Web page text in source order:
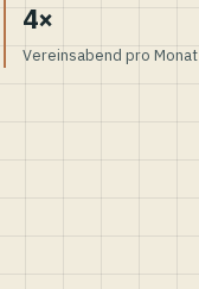
4×
Vereinsabend pro Monat